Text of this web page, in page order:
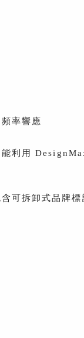
率響應
利用
可拆卸式品牌標